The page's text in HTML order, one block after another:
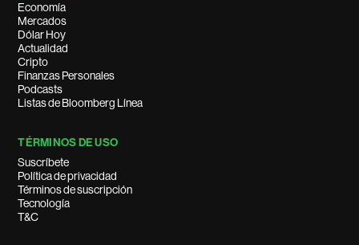
Economía
Mercados
Dólar Hoy
Actualidad
Cripto
Finanzas Personales
Podcasts
Listas de Bloomberg Línea
TÉRMINOS DE USO
Suscríbete
Política de privacidad
Términos de suscripción
Tecnología
T&C